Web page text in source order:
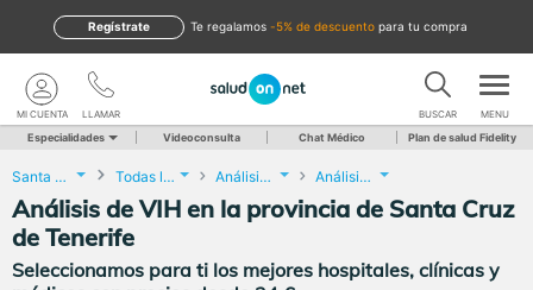
te regalamos -5% de descuento para tu compra
Regístrate
LLAMAR
MI CUENTA BUSCAR MENU
Especialidades Videoconsulta Chat Médico Plan de salud Fidelity
Santa Cruz de Tenerife Todas las localidades Análisis Clínicos Análisis de VIH
Análisis de VIH en la provincia de Santa Cruz
de Tenerife
Seleccionamos para ti los mejores hospitales, clínicas y